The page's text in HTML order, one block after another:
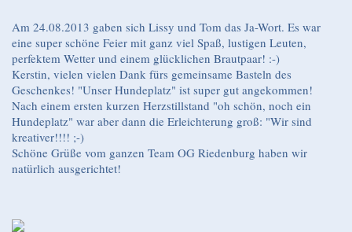
Am 24.08.2013 gaben sich Lissy und Tom das Ja-Wort. Es war
eine super schöne Feier mit ganz viel Spaß, lustigen Leuten,
perfektem Wetter und einem glücklichen Brautpaar! :-)
Kerstin, vielen vielen Dank fürs gemeinsame Basteln des
Geschenkes! "Unser Hundeplatz" ist super gut angekommen!
Nach einem ersten kurzen Herzstillstand "oh schön, noch ein
Hundeplatz" war aber dann die Erleichterung groß: "Wir sind
kreativer!!!! ;-)
Schöne Grüße vom ganzen Team OG Riedenburg haben wir
natürlich ausgerichtet!